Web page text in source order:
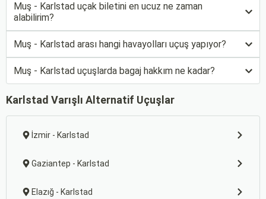
Muş - Karlstad uçak biletini en ucuz ne zaman
alabilirim?
Muş - Karlstad arası hangi havayolları uçuş yapıyor?
Muş - Karlstad uçuşlarda bagaj hakkım ne kadar?
Karlstad Varışlı Alternatif Uçuşlar
İzmir - Karlstad
Gaziantep - Karlstad
Elazığ - Karlstad